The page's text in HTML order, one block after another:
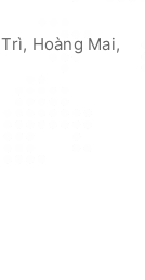
Hoàng Mai,